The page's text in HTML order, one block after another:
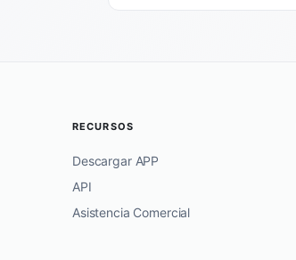
RECURSOS
Descargar APP
API
Asistencia Comercial